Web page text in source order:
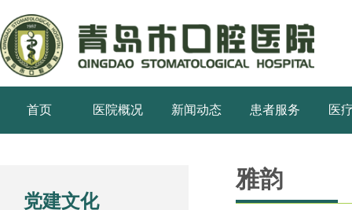
首页 医院概况 新闻动态 患者服务 医
党建文化
雅韵